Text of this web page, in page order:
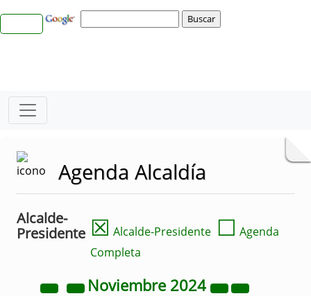
Agenda Alcaldía
Alcalde-
Presidente ☒ Alcalde-Presidente ☐ Agenda
Completa
Noviembre 2024